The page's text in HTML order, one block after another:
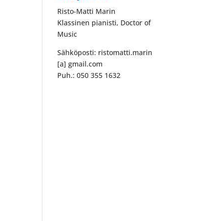
Risto-Matti Marin
Klassinen pianisti, Doctor of
Music
Sähköposti: ristomatti.marin
[a] gmail.com
Puh.: 050 355 1632